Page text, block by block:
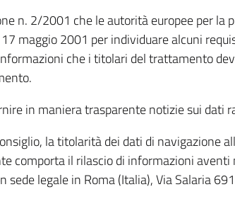
n. 2/2001 che le autorità europee per
maggio 2001 per individuare alcuni
che i titolari del trattamento
in maniera trasparente notizie sui dati
la titolarità dei dati di navigazione
comporta il rilascio di informazioni
sede legale in Roma (Italia), Via Salaria